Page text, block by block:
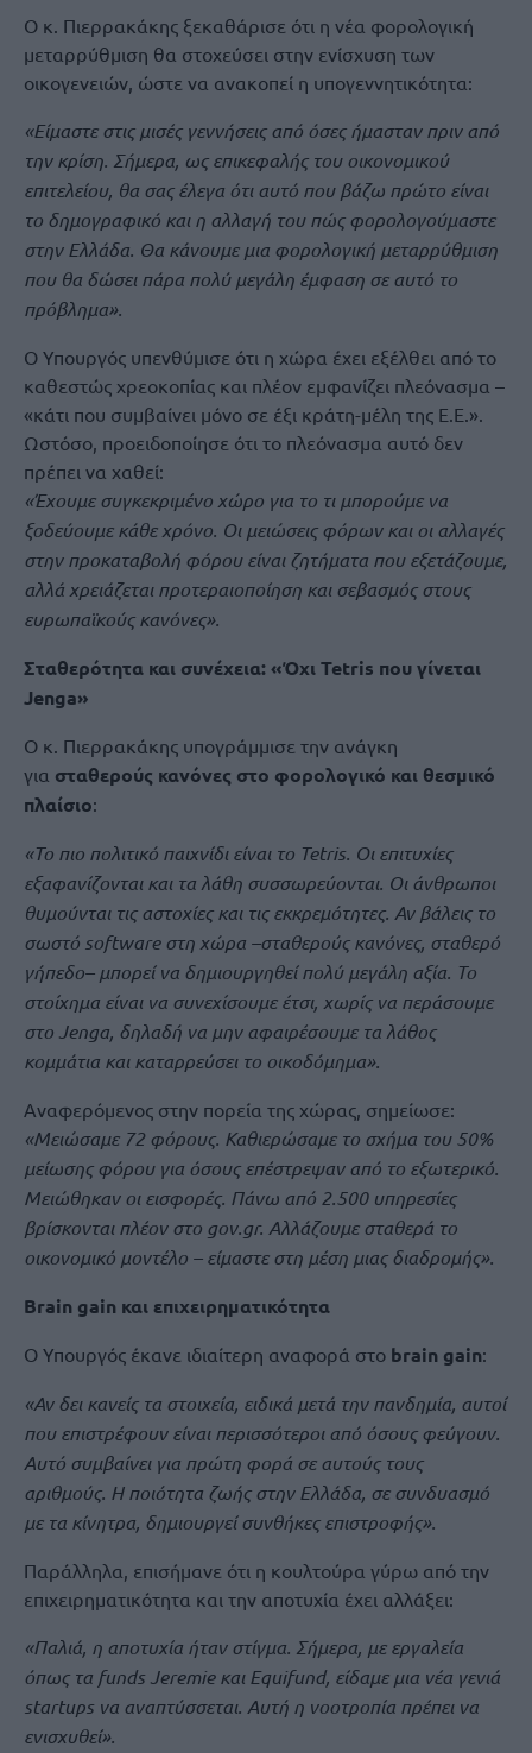
Ο κ. Πιερρακάκης ξεκαθάρισε ότι η νέα φορολογική
μεταρρύθμιση θα στοχεύσει στην ενίσχυση των
οικογενειών, ώστε να ανακοπεί η υπογεννητικότητα:
«Είμαστε στις μισές γεννήσεις από όσες ήμασταν πριν από
την κρίση. Σήμερα, ως επικεφαλής του οικονομικού
επιτελείου, θα σας έλεγα ότι αυτό που βάζω πρώτο είναι
το δημογραφικό και η αλλαγή του πώς φορολογούμαστε
στην Ελλάδα. Θα κάνουμε μια φορολογική μεταρρύθμιση
που θα δώσει πάρα πολύ μεγάλη έμφαση σε αυτό το
πρόβλημα».
Ο Υπουργός υπενθύμισε ότι η χώρα έχει εξέλθει από το
καθεστώς χρεοκοπίας και πλέον εμφανίζει πλεόνασμα –
«κάτι που συμβαίνει μόνο σε έξι κράτη-μέλη της Ε.Ε.».
Ωστόσο, προειδοποίησε ότι το πλεόνασμα αυτό δεν
πρέπει να χαθεί:
«Έχουμε συγκεκριμένο χώρο για το τι μπορούμε να
ξοδεύουμε κάθε χρόνο. Οι μειώσεις φόρων και οι αλλαγές
στην προκαταβολή φόρου είναι ζητήματα που εξετάζουμε,
αλλά χρειάζεται προτεραιοποίηση και σεβασμός στους
ευρωπαϊκούς κανόνες».
Σταθερότητα και συνέχεια: «Όχι Tetris που γίνεται
Jenga»
Ο κ. Πιερρακάκης υπογράμμισε την ανάγκη
για σταθερούς κανόνες στο φορολογικό και θεσμικό
πλαίσιο:
«Το πιο πολιτικό παιχνίδι είναι το Tetris. Οι επιτυχίες
εξαφανίζονται και τα λάθη συσσωρεύονται. Οι άνθρωποι
θυμούνται τις αστοχίες και τις εκκρεμότητες. Αν βάλεις το
σωστό software στη χώρα –σταθερούς κανόνες, σταθερό
γήπεδο– μπορεί να δημιουργηθεί πολύ μεγάλη αξία. Το
στοίχημα είναι να συνεχίσουμε έτσι, χωρίς να περάσουμε
στο Jenga, δηλαδή να μην αφαιρέσουμε τα λάθος
κομμάτια και καταρρεύσει το οικοδόμημα».
Αναφερόμενος στην πορεία της χώρας, σημείωσε:
«Μειώσαμε 72 φόρους. Καθιερώσαμε το σχήμα του 50%
μείωσης φόρου για όσους επέστρεψαν από το εξωτερικό.
Μειώθηκαν οι εισφορές. Πάνω από 2.500 υπηρεσίες
βρίσκονται πλέον στο gov.gr. Αλλάζουμε σταθερά το
οικονομικό μοντέλο – είμαστε στη μέση μιας διαδρομής».
Brain gain και επιχειρηματικότητα
Ο Υπουργός έκανε ιδιαίτερη αναφορά στο brain gain:
«Αν δει κανείς τα στοιχεία, ειδικά μετά την πανδημία, αυτοί
που επιστρέφουν είναι περισσότεροι από όσους φεύγουν.
Αυτό συμβαίνει για πρώτη φορά σε αυτούς τους
αριθμούς. Η ποιότητα ζωής στην Ελλάδα, σε συνδυασμό
με τα κίνητρα, δημιουργεί συνθήκες επιστροφής».
Παράλληλα, επισήμανε ότι η κουλτούρα γύρω από την
επιχειρηματικότητα και την αποτυχία έχει αλλάξει:
«Παλιά, η αποτυχία ήταν στίγμα. Σήμερα, με εργαλεία
όπως τα funds Jeremie και Equifund, είδαμε μια νέα γενιά
startups να αναπτύσσεται. Αυτή η νοοτροπία πρέπει να
ενισχυθεί».